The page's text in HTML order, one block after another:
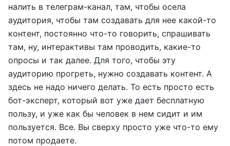
налить в телеграм-канал, там, чтобы осела
аудитория, чтобы там создавать для нее какой-то
контент, постоянно что-то говорить, спрашивать
там, ну, интерактивы там проводить, какие-то
опросы и так далее. Для того, чтобы эту
аудиторию прогреть, нужно создавать контент. А
здесь не надо ничего делать. То есть просто есть
бот-эксперт, который вот уже дает бесплатную
пользу, и уже как бы человек в нем сидит и им
пользуется. Все. Вы сверху просто уже что-то ему
потом продаете.